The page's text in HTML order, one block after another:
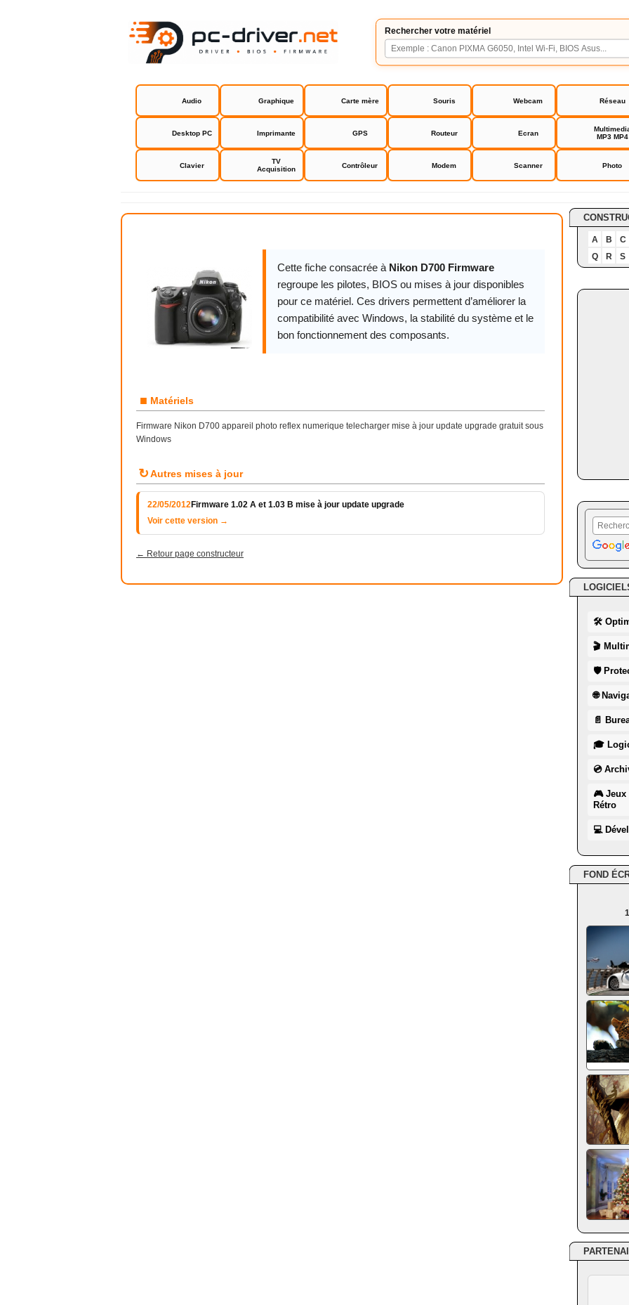
Rechercher votre matériel
Audio Graphique Carte mère Souris Webcam Réseau
Desktop PC Imprimante GPS Routeur Ecran
MP3 MP4
Clavier
TV
Acquisition
Contrôleur Modem Scanner Photo
Nikon D700 Firmware
Cette fiche consacrée à Nikon D700 Firmware
regroupe les pilotes, BIOS ou mises à jour disponibles
pour ce matériel. Ces drivers permettent d’améliorer la
compatibilité avec Windows, la stabilité du système et le
bon fonctionnement des composants.
■ Matériels
Firmware Nikon D700 appareil photo reflex numerique telecharger mise à jour update upgrade gratuit sous
Windows
↻Autres mises à jour
22/05/2012Firmware 1.02 A et 1.03 B mise à jour update upgrade
Voir cette version →
← Retour page constructeur
A B
C
Q
R S
🛠
🎬
🛡
🌐
📄
🎓
💿
🎮 Jeux
Rétro
💻
FOND